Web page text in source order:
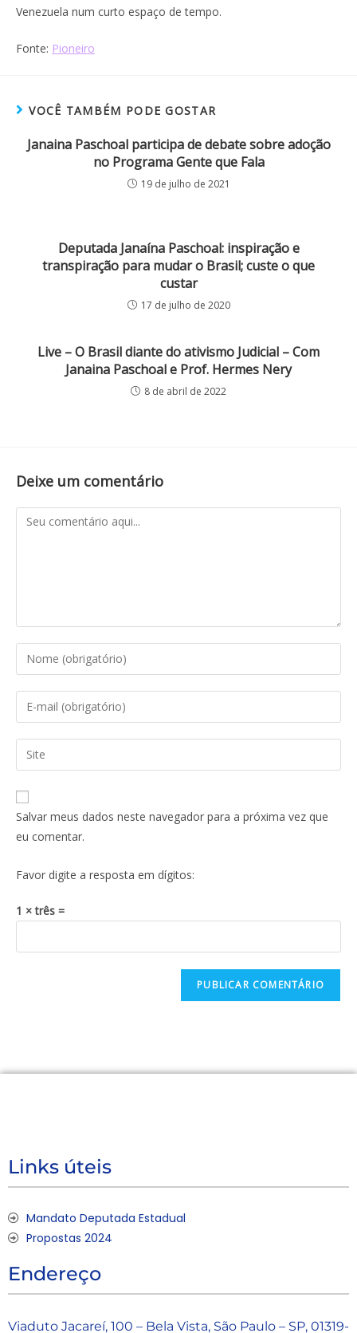
Venezuela num curto espaço de tempo.
Fonte: Pioneiro
VOCÊ TAMBÉM PODE GOSTAR
Janaina Paschoal participa de debate sobre adoção
no Programa Gente que Fala
19 de julho de 2021
Deputada Janaína Paschoal: inspiração e
transpiração para mudar o Brasil; custe o que
custar
17 de julho de 2020
Live – O Brasil diante do ativismo Judicial – Com
Janaina Paschoal e Prof. Hermes Nery
8 de abril de 2022
Deixe um comentário
Salvar meus dados neste navegador para a próxima vez que
eu comentar.
Favor digite a resposta em dígitos:
1 × três =
Links úteis
Mandato Deputada Estadual
Propostas 2024
Endereço
Viaduto Jacareí, 100 – Bela Vista, São Paulo – SP, 01319-